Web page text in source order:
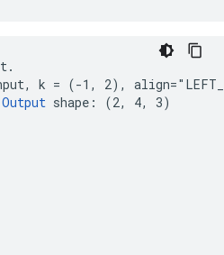
k = (-1, 2),
Output shape: (2, 4, 3)